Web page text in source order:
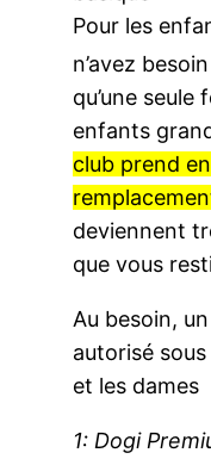
Pour les
n’avez
qu’une
enfants
club prend
deviennent
que vous
Au besoin,
autorisé
et les dames
1: Dogi